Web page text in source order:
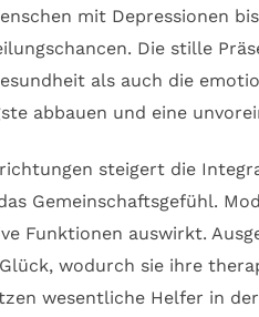
mit Depressionen
Die stille
als auch die
abbauen und eine
steigert die
Gemeinschaftsgefühl.
Funktionen auswirkt.
wodurch sie ihre
wesentliche Helfer in